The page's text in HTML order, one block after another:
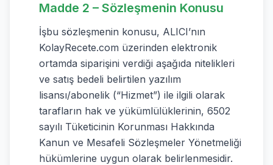
Madde 2 – Sözleşmenin Konusu
İşbu sözleşmenin konusu, ALICI’nın
KolayRecete.com üzerinden elektronik
ortamda siparişini verdiği aşağıda nitelikleri
ve satış bedeli belirtilen yazılım
lisansı/abonelik (“Hizmet”) ile ilgili olarak
tarafların hak ve yükümlülüklerinin, 6502
sayılı Tüketicinin Korunması Hakkında
Kanun ve Mesafeli Sözleşmeler Yönetmeliği
hükümlerine uygun olarak belirlenmesidir.